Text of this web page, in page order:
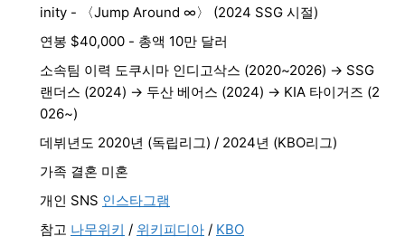
inity - 〈Jump Around ∞〉 (2024 SSG 시절)
연봉 $40,000 - 총액 10만 달러
소속팀 이력 도쿠시마 인디고삭스 (2020~2026) → SSG
랜더스 (2024) → 두산 베어스 (2024) → KIA 타이거즈 (2
026~)
데뷔년도 2020년 (독립리그) / 2024년 (KBO리그)
가족 결혼 미혼
개인 SNS 인스타그램
참고 나무위키 / 위키피디아 / KBO